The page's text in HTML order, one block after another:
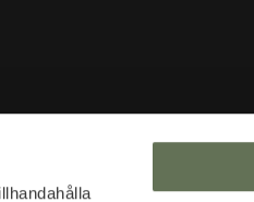
About us